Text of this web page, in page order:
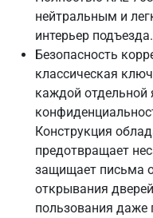
нейтральным и
интерьер подъезда.
Безопасность
классическая
каждой отдельной
Конструкция
предотвращает
защищает письма
открывания
пользования даже